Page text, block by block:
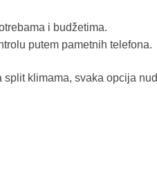
i budžetima.
putem pametnih telefona.
klimama, svaka opcija